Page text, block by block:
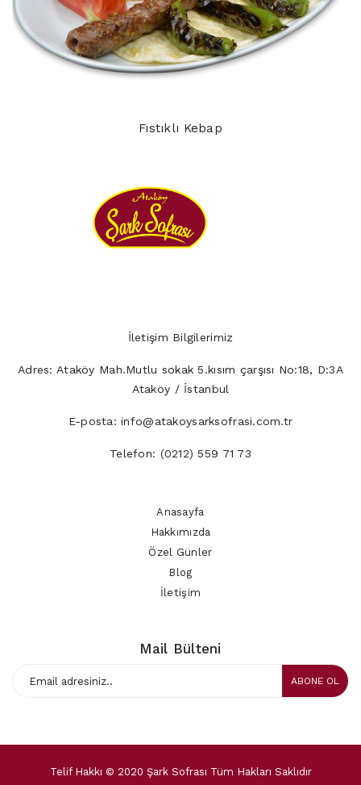
Fıstıklı Kebap
İletişim Bilgilerimiz
Adres: Ataköy Mah.Mutlu sokak 5.kısım çarşısı No:18, D:3A
Ataköy / İstanbul
E-posta: info@atakoysarksofrasi.com.tr
Telefon: (0212) 559 71 73
Anasayfa
Hakkımızda
Özel Günler
Blog
İletişim
Mail Bülteni
ABONE OL
Telif Hakkı © 2020 Şark Sofrası Tüm Hakları Saklıdır